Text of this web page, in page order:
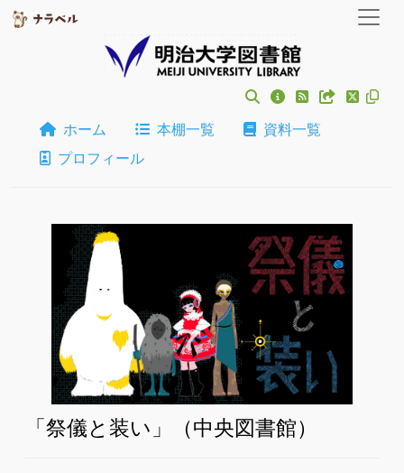
ホーム 本棚一覧
資料一覧
プロフィール
「祭儀と装い」（中央図書館）